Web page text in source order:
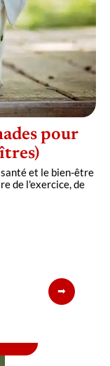
pour
et le bien-être
de l'exercice, de